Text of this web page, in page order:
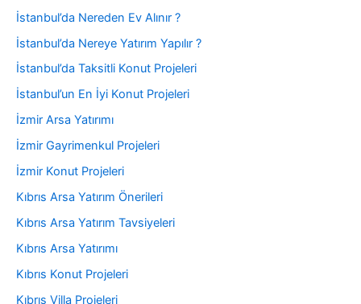
İstanbul’da Nereden Ev Alınır ?
İstanbul’da Nereye Yatırım Yapılır ?
İstanbul’da Taksitli Konut Projeleri
İstanbul’un En İyi Konut Projeleri
İzmir Arsa Yatırımı
İzmir Gayrimenkul Projeleri
İzmir Konut Projeleri
Kıbrıs Arsa Yatırım Önerileri
Kıbrıs Arsa Yatırım Tavsiyeleri
Kıbrıs Arsa Yatırımı
Kıbrıs Konut Projeleri
Kıbrıs Villa Projeleri